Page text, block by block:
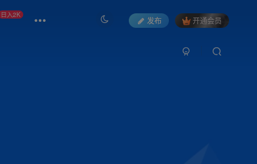
日入2K
发布 开通会员